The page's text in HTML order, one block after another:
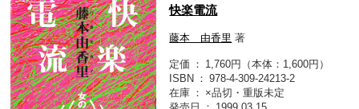
快楽電流
藤本 由香里 著
定価
1,760円（本体：1,600円）
ISBN
978-4-309-24213-2
在庫
×品切・重版未定